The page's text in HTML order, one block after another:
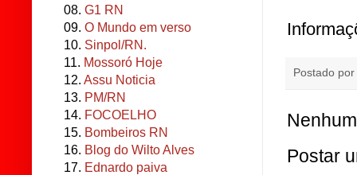
Postado por
Postar
08. G1 RN
09. O Mundo em verso
10. Sinpol/RN.
11. Mossoró Hoje
12. Assu Noticia
13. PM/RN
14. FOCOELHO
15. Bombeiros RN
16. Blog do Wilto Alves
17. Ednardo paiva